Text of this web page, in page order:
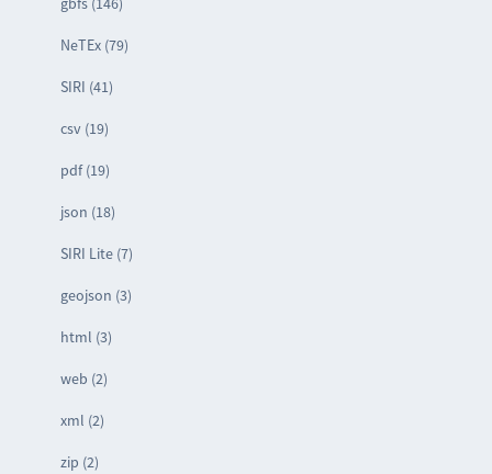
NeTEx (79)
SIRI (41)
csv (19)
pdf (19)
json (18)
SIRI Lite (7)
geojson (3)
html (3)
web (2)
xml (2)
zip (2)